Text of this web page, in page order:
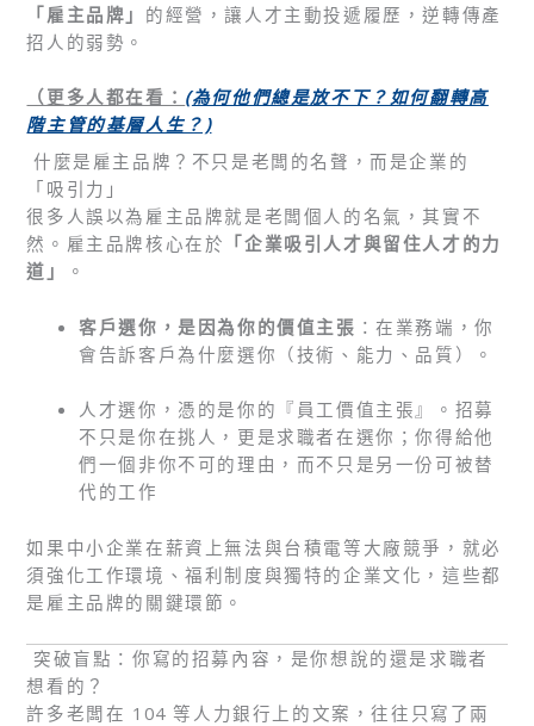
「雇主品牌」 的經營，讓人才主動投遞履歷，逆轉傳產
招人的弱勢。
（更多人都在看： (為何他們總是放不下？如何翻轉高
階主管的基層人生？)
什麼是雇主品牌？不只是老闆的名聲，而是企業的
「吸引力」
很多人誤以為雇主品牌就是老闆個人的名氣，其實不
然。雇主品牌核心在於 「企業吸引人才與留住人才的力
道」
。
客戶選你，是因為你的價值主張 ：在業務端，你
會告訴客戶為什麼選你（技術、能力、品質）。
人才選你，憑的是你的『員工價值主張』。招募
不只是你在挑人，更是求職者在選你；你得給他
們一個非你不可的理由，而不只是另一份可被替
代的工作
如果中小企業在薪資上無法與台積電等大廠競爭，就必
須強化工作環境、福利制度與獨特的企業文化，這些都
是雇主品牌的關鍵環節。
突破盲點：你寫的招募內容，是你想說的還是求職者
想看的？
許多老闆在 104 等人力銀行上的文案，往往只寫了兩